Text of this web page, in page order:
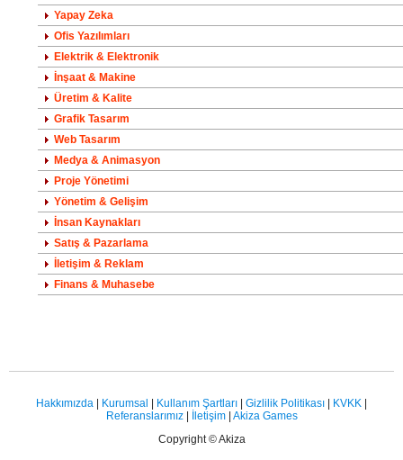
Yapay Zeka
Ofis Yazılımları
Elektrik & Elektronik
İnşaat & Makine
Üretim & Kalite
Grafik Tasarım
Web Tasarım
Medya & Animasyon
Proje Yönetimi
Yönetim & Gelişim
İnsan Kaynakları
Satış & Pazarlama
İletişim & Reklam
Finans & Muhasebe
Hakkımızda Kurumsal Kullanım Şartları Gizlilik Politikası KVKK
Referanslarımız| İletişim| Akiza Games
Copyright © Akiza